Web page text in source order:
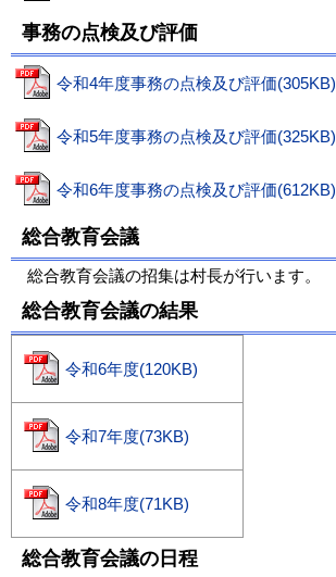
事務の点検及び評価
令和4年度事務の点検及び評価(305KB)
令和5年度事務の点検及び評価(325KB)
令和6年度事務の点検及び評価(612KB)
総合教育会議
総合教育会議の招集は村長が行います。
総合教育会議の結果
令和6年度(120KB)
令和7年度(73KB)
令和8年度(71KB)
総合教育会議の日程